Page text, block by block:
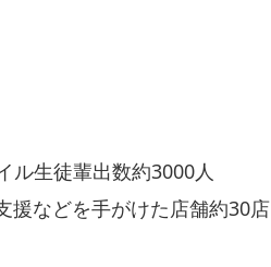
ル生徒輩出数約3000人
援などを手がけた店舗約30店